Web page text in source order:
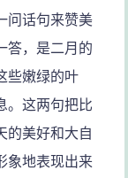
问话句来赞美
答，是二月的
些嫩绿的叶
。这两句把比
的美好和大自
象地表现出来